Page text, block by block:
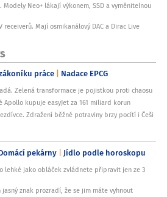
Modely Neo+ lákají výkonem, SSD a vyměnitelnou
Mají osmikanálový DAC a Dirac Live
práce Nadace EPCG
Zelená transformace je pojistkou proti chaosu
kupuje easyJet za 161 miliard korun
Zdražení běžné potraviny brzy pocítí i Češi
pekárny Jídlo podle horoskopu
lehké jako obláček zvládnete připravit jen ze 3
jasný znak prozradí, že se jim máte vyhnout